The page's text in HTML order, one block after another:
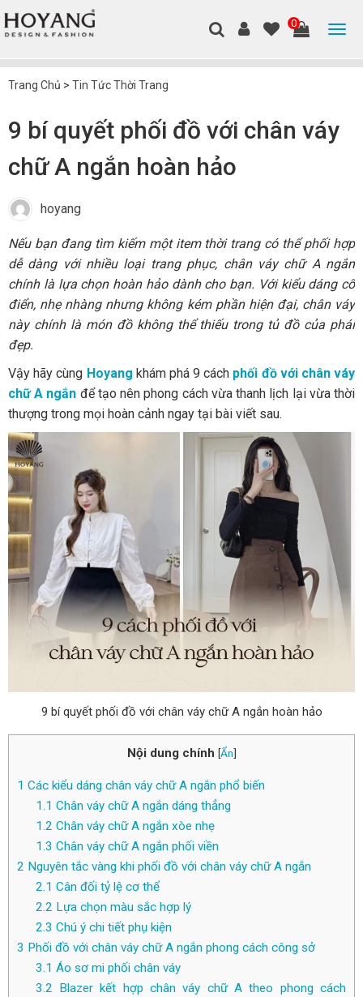
0
Trang Chủ > Tin Tức Thời Trang
9 bí quyết phối đồ với chân váy
chữ A ngắn hoàn hảo
hoyang
Nếu bạn đang tìm kiếm một item thời trang có thể phối hợp
dễ dàng với nhiều loại trang phục, chân váy chữ A ngắn
chính là lựa chọn hoàn hảo dành cho bạn. Với kiểu dáng cổ
điển, nhẹ nhàng nhưng không kém phần hiện đại, chân váy
này chính là món đồ không thể thiếu trong tủ đồ của phái
đẹp.
Vậy hãy cùng Hoyang khám phá 9 cách phối đồ với chân váy
chữ A ngắn để tạo nên phong cách vừa thanh lịch lại vừa thời
thượng trong mọi hoàn cảnh ngay tại bài viết sau.
9 bí quyết phối đồ với chân váy chữ A ngắn hoàn hảo
Nội dung chính [Ẩn]
1 Các kiểu dáng chân váy chữ A ngắn phổ biến
1.1 Chân váy chữ A ngắn dáng thẳng
1.2 Chân váy chữ A ngắn xòe nhẹ
1.3 Chân váy chữ A ngắn phối viền
2 Nguyên tắc vàng khi phối đồ với chân váy chữ A ngắn
2.1 Cân đối tỷ lệ cơ thể
2.2 Lựa chọn màu sắc hợp lý
2.3 Chú ý chi tiết phụ kiện
3 Phối đồ với chân váy chữ A ngắn phong cách công sở
3.1 Áo sơ mi phối chân váy
3.2 Blazer kết hợp chân váy chữ A theo phong cách